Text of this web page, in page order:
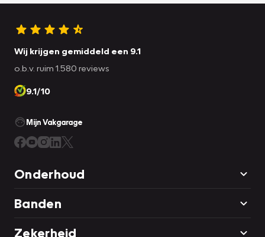
Wij krijgen gemiddeld een 9.1
o.b.v. ruim 1.580 reviews
9.1/10
Mijn Vakgarage
Onderhoud
Banden
Zekerheid